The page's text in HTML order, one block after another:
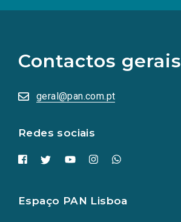
Contactos gerais
geral@pan.com.pt
Redes sociais
redes
sociais
numa
nova
Espaço PAN Lisboa